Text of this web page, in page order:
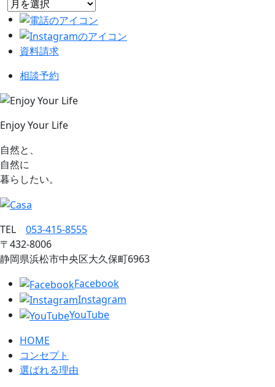
資料請求
相談予約
Enjoy Your Life
自然と、
自然に
暮らしたい。
TEL 053‐415‐8555
〒432‐8006
静岡県浜松市中央区大久保町6963
Facebook
Instagram
YouTube
HOME
コンセプト
選ばれる理由